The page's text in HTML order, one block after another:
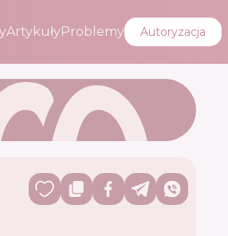
ArtykułyProblemy Autoryzacja